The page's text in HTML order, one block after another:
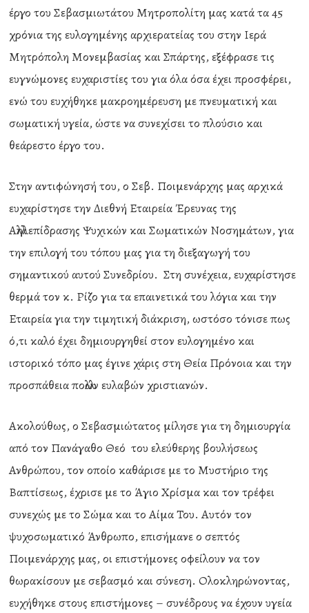
έργο του Σεβασμιωτάτου Μητροπολίτη μας κατά τα 45
χρόνια της ευλογημένης αρχιερατείας του στην Ιερά
Μητρόπολη Μονεμβασίας και Σπάρτης, εξέφρασε τις
ευγνώμονες ευχαριστίες του για όλα όσα έχει προσφέρει,
ενώ του ευχήθηκε μακροημέρευση με πνευματική και
σωματική υγεία, ώστε να συνεχίσει το πλούσιο και
θεάρεστο έργο του.
Στην αντιφώνησή του, ο Σεβ. Ποιμενάρχης μας αρχικά
ευχαρίστησε την Διεθνή Εταιρεία Έρευνας της
Αλληλεπίδρασης Ψυχικών και Σωματικών Νοσημάτων, για
την επιλογή του τόπου μας για τη διεξαγωγή του
σημαντικού αυτού Συνεδρίου. Στη συνέχεια, ευχαρίστησε
θερμά τον κ. Ρίζο για τα επαινετικά του λόγια και την
Εταιρεία για την τιμητική διάκριση, ωστόσο τόνισε πως
ό,τι καλό έχει δημιουργηθεί στον ευλογημένο και
ιστορικό τόπο μας έγινε χάρις στη Θεία Πρόνοια και την
προσπάθεια πολλών ευλαβών χριστιανών.
Ακολούθως, ο Σεβασμιώτατος μίλησε για τη δημιουργία
από τον Πανάγαθο Θεό του ελεύθερης βουλήσεως
Ανθρώπου, τον οποίο καθάρισε με το Μυστήριο της
Βαπτίσεως, έχρισε με το Άγιο Χρίσμα και τον τρέφει
συνεχώς με το Σώμα και το Αίμα Του. Αυτόν τον
ψυχοσωματικό Άνθρωπο, επισήμανε ο σεπτός
Ποιμενάρχης μας, οι επιστήμονες οφείλουν να τον
θωρακίσουν με σεβασμό και σύνεση. Ολοκληρώνοντας,
ευχήθηκε στους επιστήμονες – συνέδρους να έχουν υγεία